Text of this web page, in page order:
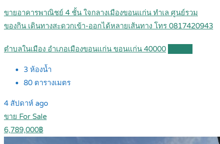
ขายอาคารพาณิชย์ 4 ชั้น ใจกลางเมืองขอนแก่น ทำเล ศูนย์รวม
ของกิน เดินทางสะดวกเข้า-ออกได้หลายเส้นทาง โทร 0817420943
ตำบลในเมือง อำเภอเมืองขอนแก่น ขอนแก่น 40000
3 ห้องน้ำ
80 ตารางเมตร
4 สัปดาห์ ago
ขาย For Sale
6,789,000฿